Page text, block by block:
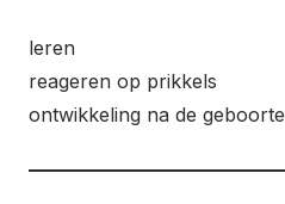
leren
reageren op prikkels
ontwikkeling na de geboorte